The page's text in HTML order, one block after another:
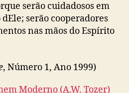
serão cuidadosos em
serão cooperadores
nas mãos do Espírito
, Número 1, Ano 1999)
Moderno (A.W. Tozer)